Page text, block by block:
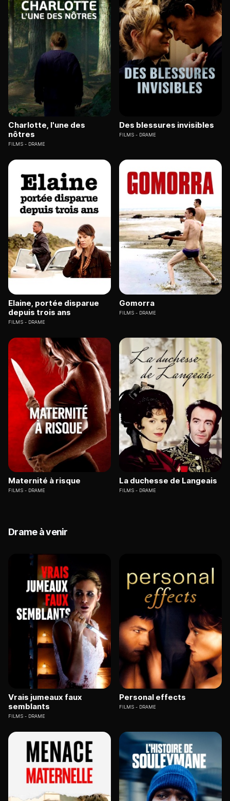
Charlotte, l'une des
nôtres
FILMS DRAME
Des blessures invisibles
FILMS DRAME
Elaine, portée disparue
depuis trois ans
FILMS DRAME
Gomorra
FILMS DRAME
Maternité à risque
FILMS DRAME
La duchesse de Langeais
FILMS DRAME
Drame à venir
Vrais jumeaux faux
semblants
FILMS DRAME
Personal effects
FILMS DRAME